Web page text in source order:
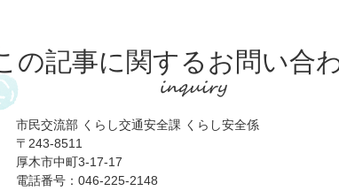
の記事に関するお問い合
市民交流部 くらし交通安全課 くらし安全係
〒243-8511
厚木市中町3-17-17
電話番号：046-225-2148